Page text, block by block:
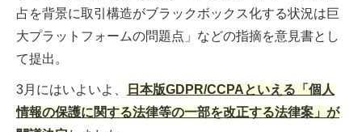
占を背景に取引構造がブラックボックス化する状況は巨
大プラットフォームの問題点」などの指摘を意見書とし
て提出。
3月にはいよいよ、
日本版GDPR/CCPAといえる「個人
情報の保護に関する法律等の一部を改正する法律案」が